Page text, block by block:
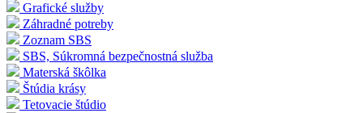
Grafické služby
Záhradné potreby
Zoznam SBS
SBS, Súkromná bezpečnostná služba
Materská škôlka
Štúdia krásy
Tetovacie štúdio